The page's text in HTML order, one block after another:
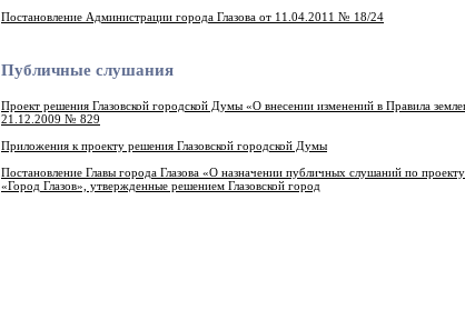
Постановление Администрации города Глазова от 11.04.2011 № 18/24
Публичные слушания
Проект решения Глазовской городской Думы «О внесении изменений в Правила
21.12.2009 № 829
Приложения к проекту решения Глазовской городской Думы
Постановление Главы города Глазова «О назначении публичных слушаний по
«Город Глазов», утвержденные решением Глазовской город